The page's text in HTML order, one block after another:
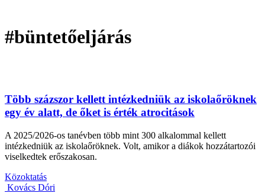
#büntetőeljárás
Több százszor kellett intézkedniük az iskolaőröknek
egy év alatt, de őket is érték atrocitások
A 2025/2026-os tanévben több mint 300 alkalommal kellett
intézkedniük az iskolaőröknek. Volt, amikor a diákok hozzátartozói
viselkedtek erőszakosan.
Közoktatás
Kovács Dóri